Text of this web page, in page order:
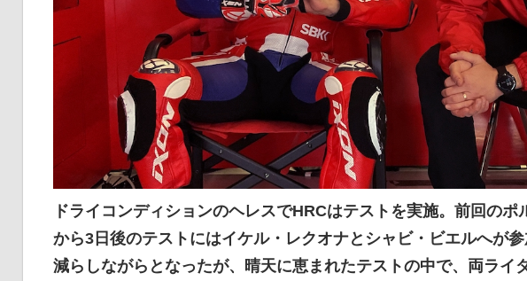
ドライコンディションのヘレスでHRCはテストを実施。前回の
から3日後のテストにはイケル・レクオナとシャビ・ビエルへが
減らしながらとなったが、晴天に恵まれたテストの中で、両ライ